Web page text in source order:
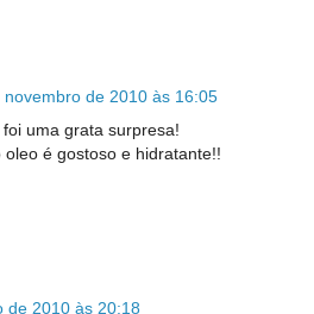
novembro de 2010 às 16:05
uma grata surpresa!
é gostoso e hidratante!!
de 2010 às 20:18